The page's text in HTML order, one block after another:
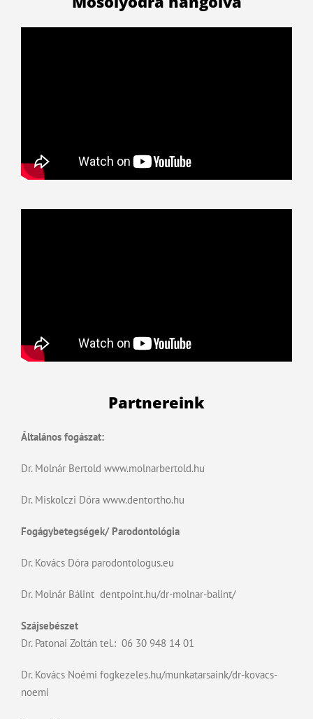
Partnereink
Általános fogászat:
Dr. Molnár Bertold www.molnarbertold.hu
Dr. Miskolczi Dóra www.dentortho.hu
Fogágybetegségek/ Parodontológia
Dr. Kovács Dóra parodontologus.eu
Dr. Molnár Bálint dentpoint.hu/dr-molnar-balint/
Szájsebészet
Dr. Patonai Zoltán tel.: 06 30 948 14 01
Dr. Kovács Noémi fogkezeles.hu/munkatarsaink/dr-kovacs-
noemi